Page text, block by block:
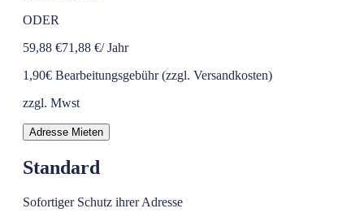
ODER
59,88 €71,88 €/ Jahr
1,90€ Bearbeitungsgebühr(zzgl. Versandkosten)
zzgl. Mwst
Adresse Mieten
Standard
Sofortiger Schutz ihrer Adresse